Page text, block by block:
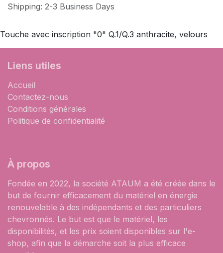
Shipping: 2-3 Business Days
Touche avec inscription "0" Q.1/Q.3 anthracite, velours
Liens utiles
Accueil
Contactez-nous
Conditions générales
Politique de confidentialité
À propos
Fondée en 2022, la société ATAUM a été créée dans le
but de fournir efficacement du matériel en énergie
renouvelable à des indépendants et des particuliers
chevronnés. Le but est que le matériel, les
disponibilités, et les prix soient disponibles sur l'e-
shop, afin que la démarche soit la plus efficace